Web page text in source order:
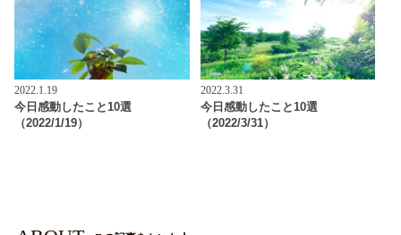
2022.1.19
今日感動したこと10選
（2022/1/19）
2022.3.31
今日感動したこと10選
（2022/3/31）